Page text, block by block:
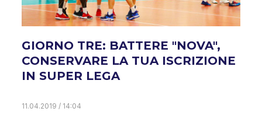
GIORNO TRE: BATTERE "NOVA",
CONSERVARE LA TUA ISCRIZIONE
IN SUPER LEGA
11.04.2019 / 14:04